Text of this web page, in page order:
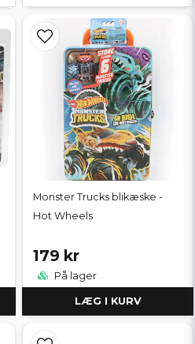
Monster Trucks blikæske -
Hot Wheels
179 kr
På lager
LÆG I KURV